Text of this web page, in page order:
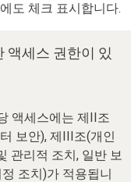
도 체크 표시합니다.
액세스 권한이 있
액세스에는 제II조
보안), 제III조(개인
관리적 조치, 일반 보
조치)가 적용됩니